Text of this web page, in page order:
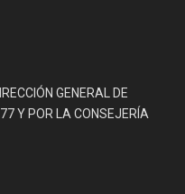
GENERAL DE
Y POR LA CONSEJERÍA